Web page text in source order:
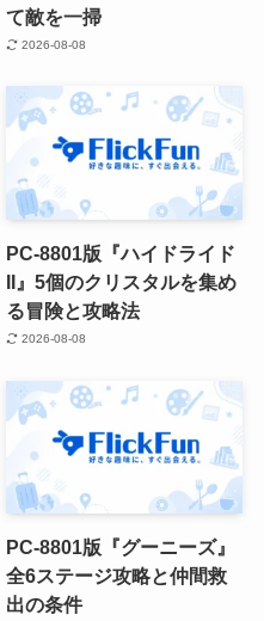
て敵を一掃
2026-08-08
PC-8801版『ハイドライド
II』5個のクリスタルを集め
る冒険と攻略法
2026-08-08
PC-8801版『グーニーズ』
全6ステージ攻略と仲間救
出の条件